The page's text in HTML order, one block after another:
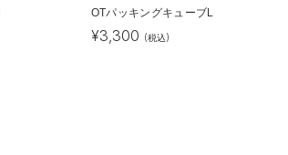
OTパッキングキューブL
¥3,300 (税込)